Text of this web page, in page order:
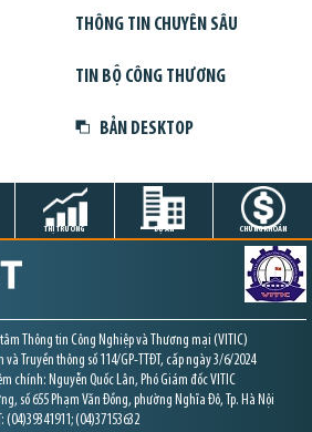
THÔNG TIN CHUYÊN SÂU
TIN BỘ CÔNG THƯƠNG
BẢN DESKTOP
THỊ TRƯỜNG DỰ ÁN CHỨNG KHOÁN
Thông tin Công Nghiệp và Thương mại (VITIC)
và Truyền thông số 114/GP-TTĐT, cấp ngày 3/6/2024
chính: Nguyễn Quốc Lân, Phó Giám đốc VITIC
số 655 Phạm Văn Đồng, phường Nghĩa Đô, Tp. Hà Nội
(04)39341911; (04)37153632